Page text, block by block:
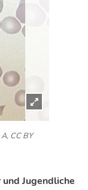
CC BY
Jugendliche